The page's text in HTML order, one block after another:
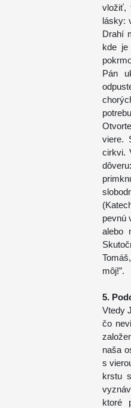
vložiť,
lásky:
Drahí
kde
Pán
viere.
cirkvi.
pevnú
alebo
môj!”.
5.
Vtedy
čo
naša
s
krstu
ktoré